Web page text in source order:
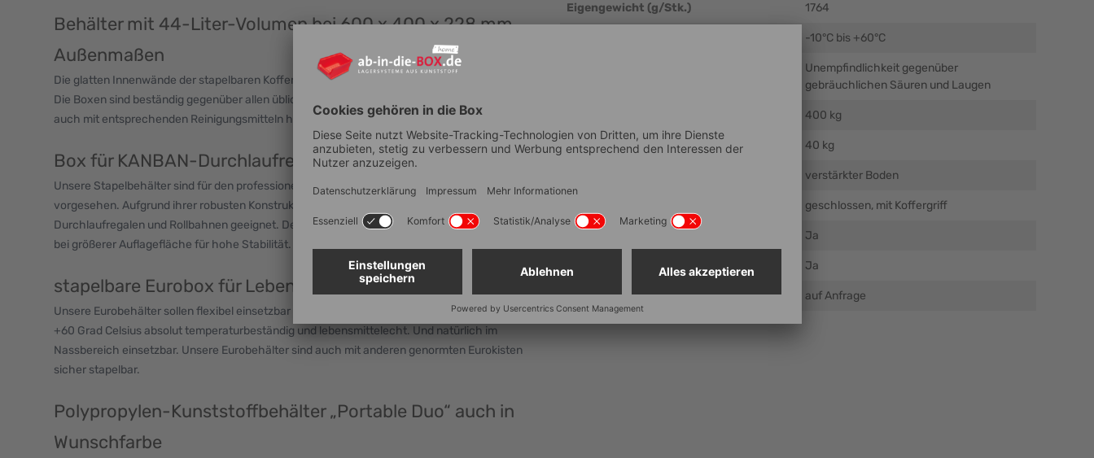
Behälter mit 44-Liter-Volumen bei 600 x 400 x 228 mm
Außenmaßen
Die glatten Innenwände der stapelbaren Koffer-Eurobehälter lassen sich einfach reinigen.
Die Boxen sind beständig gegenüber allen üblichen Säuren und Laugen und können daher
auch mit entsprechenden Reinigungsmitteln hygienisch gesäubert und desinfiziert werden.
Box für KANBAN-Durchlaufregale & Rollbahnen geeignet
Unsere Stapelbehälter sind für den professionellen Einsatz bei Transport und Lagerung
vorgesehen. Aufgrund ihrer robusten Konstruktion sind sie ideal für den Einsatz in
Durchlaufregalen und Rollbahnen geeignet. Der speziell verstärkte Wabenboden sorgt auch
bei größerer Auflagefläche für hohe Stabilität.
stapelbare Eurobox für Lebensmittel- und Nassbereich
Unsere Eurobehälter sollen flexibel einsetzbar sein. Sie sind im Bereich -10 Grad Celsius bis
+60 Grad Celsius absolut temperaturbeständig und lebensmittelecht. Und natürlich im
Nassbereich einsetzbar. Unsere Eurobehälter sind auch mit anderen genormten Eurokisten
sicher stapelbar.
Polypropylen-Kunststoffbehälter „Portable Duo“ auch in
Wunschfarbe
Eigengewicht (g/Stk.) 1764
-10°C bis +60°C
Unempfindlichkeit gegenüber
gebräuchlichen Säuren und Laugen
400 kg
Traglast 40 kg
verstärkter Boden
geschlossen, mit Koffergriff
Ja
Ja
Sonderfarben möglich auf Anfrage